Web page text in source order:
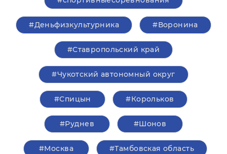
#Деньфизкультурника #Воронина
#Ставропольский край
#Чукотский автономный округ
#Спицын #Корольков
#Руднев #Шонов
#Москва #Тамбовская область